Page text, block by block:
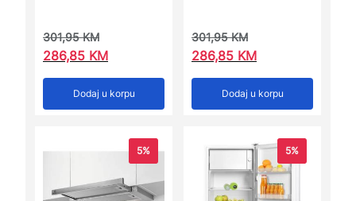
301,95KM
286,85 KM
Dodaj u korpu
301,95KM
286,85 KM
Dodaj u korpu
5% 5%